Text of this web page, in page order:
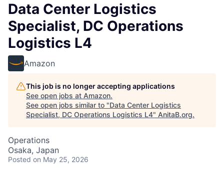
Data Center Logistics
Specialist, DC Operations
Logistics L4
Amazon
This job is no longer accepting applications
See open jobs at Amazon.
See open jobs similar to "Data Center Logistics
Specialist, DC Operations Logistics L4" AnitaB.org.
Operations
Osaka, Japan
Posted on May 25, 2026